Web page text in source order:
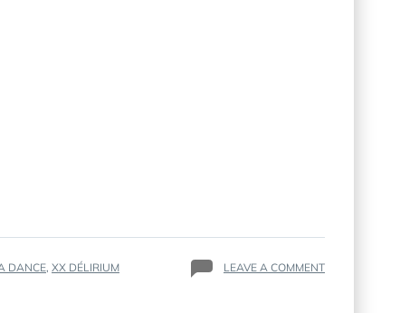
DANCE, XX DÉLIRIUM LEAVE A COMMENTON